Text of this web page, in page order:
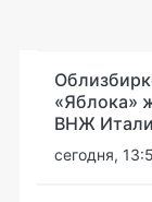
«Яблока»
ВНЖ
сегодня,